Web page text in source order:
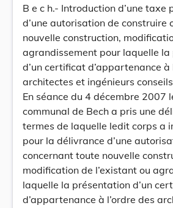
B e c h.- Introduction d’une taxe
d’une autorisation de construire
nouvelle construction,
agrandissement pour laquelle
d’un certificat d’appartenance à
architectes et ingénieurs
En séance du 4 décembre 2007
communal de Bech a pris une
termes de laquelle ledit corps a
pour la délivrance d’une
concernant toute nouvelle
modification de l’existant ou
laquelle la présentation d’un
d’appartenance à l’ordre des